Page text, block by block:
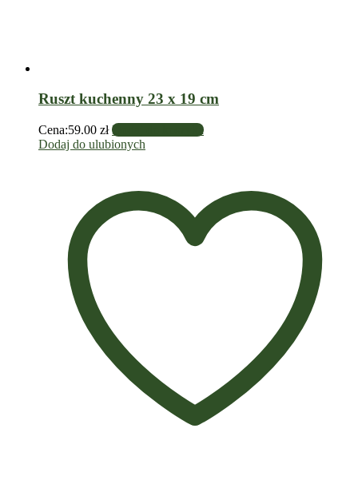
Ruszt kuchenny 23 x 19 cm
Cena:59.00 zł Dodaj do koszyka
Dodaj do ulubionych